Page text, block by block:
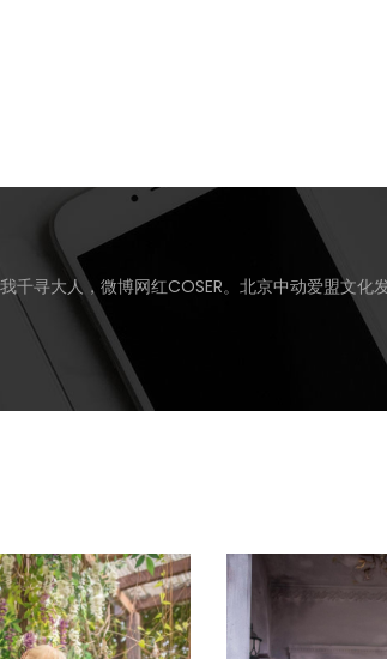
千寻大人，微博网红COSER。北京中动爱盟文化